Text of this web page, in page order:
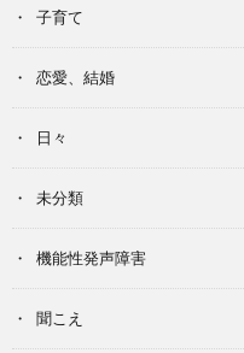
子育て
恋愛、結婚
日々
未分類
機能性発声障害
聞こえ